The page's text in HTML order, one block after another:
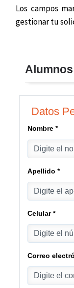
Los campos
gestionar tu